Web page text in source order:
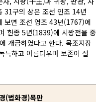
31구의 상은 조선 인조 14년
보면 조선 영조 43년(1767)에
헌종 5년(1839)에 시왕전을 중
개금하였다고 한다. 목조지장
특하고 아름다우며 보존이 잘
(법화경)목판